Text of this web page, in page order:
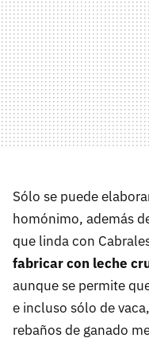
Sólo se puede
homónimo, además
que linda con
fabricar con leche
aunque se permite
e incluso sólo de
rebaños de ganado